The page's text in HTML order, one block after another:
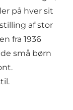
på hver sit
af stor
fra 1936
små børn